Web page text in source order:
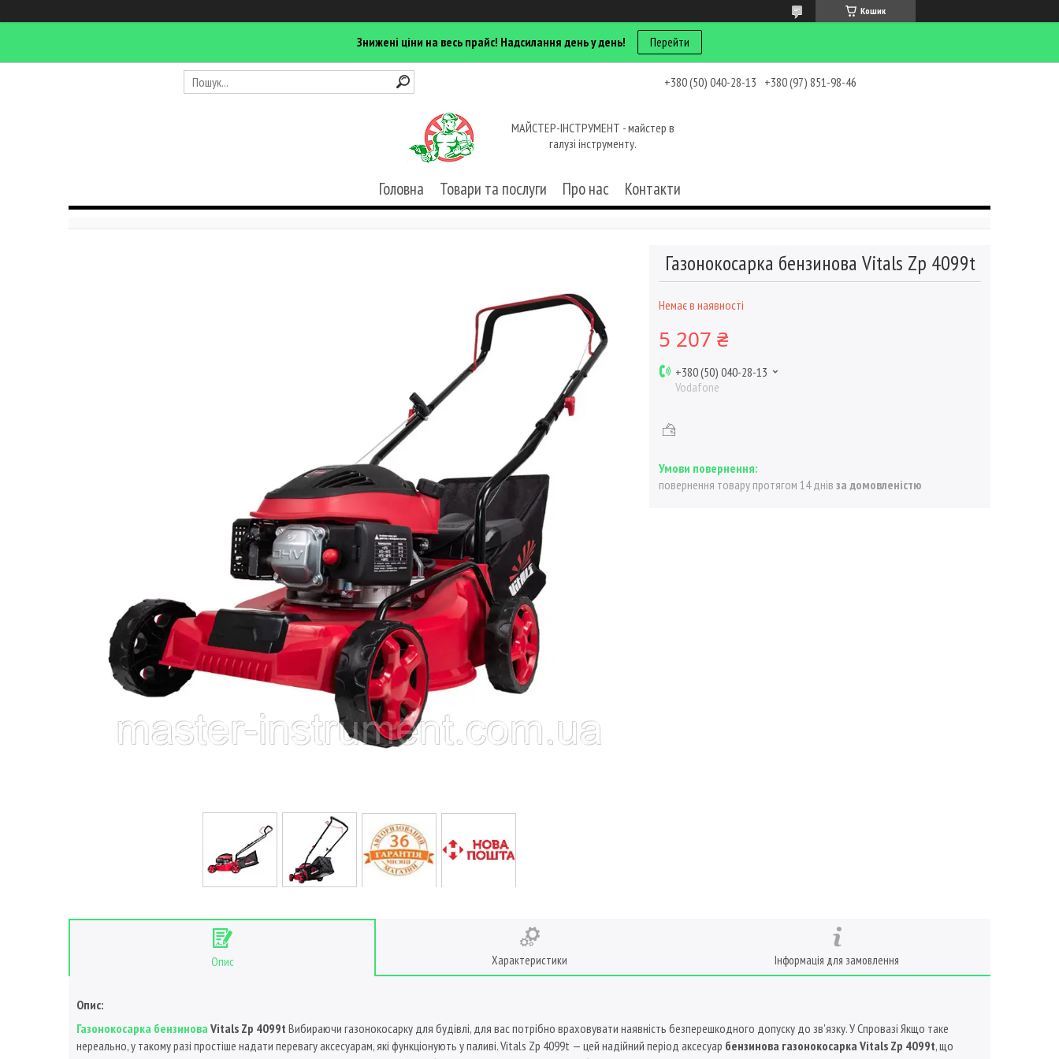
Кошик
Знижені ціни на весь прайс! Надсилання день у день! Перейти
+380 (50) 040-28-13 +380 (97) 851-98-46
МАЙСТЕР-ІНСТРУМЕНТ - майстер в
галузі інструменту.
Головна Товари та послуги Про нас Контакти
Газонокосарка бензинова Vitals Zp 4099t
Немає в наявності
5 207 ₴
+380 (50) 040-28-13
Vodafone
повернення товару протягом 14 днів за домовленістю
Опис Характеристики Інформація для замовлення
Опис:
Газонокосарка бензинова Vitals Zp 4099t Вибираючи газонокосарку для будівлі, для вас потрібно враховувати наявність безперешкодного допуску до зв'язку. У Спровазі Якщо таке
нереально, у такому разі простіше надати перевагу аксесуарам, які функціонують у паливі. Vitals Zp 4099t — цей надійний період аксесуар бензинова газонокосарка Vitals Zp 4099t, що